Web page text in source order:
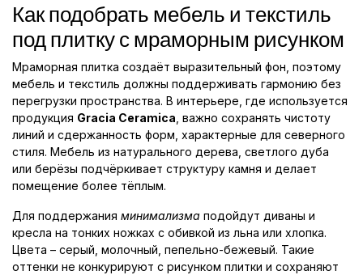
Как подобрать мебель и текстиль
под плитку с мраморным рисунком
Мраморная плитка создаёт выразительный фон, поэтому
мебель и текстиль должны поддерживать гармонию без
перегрузки пространства. В интерьере, где используется
продукция Gracia Ceramica , важно сохранять чистоту
линий и сдержанность форм, характерные для северного
стиля. Мебель из натурального дерева, светлого дуба
или берёзы подчёркивает структуру камня и делает
помещение более тёплым.
Для поддержания минимализма подойдут диваны и
кресла на тонких ножках с обивкой из льна или хлопка.
Цвета – серый, молочный, пепельно-бежевый. Такие
оттенки не конкурируют с рисунком плитки и сохраняют